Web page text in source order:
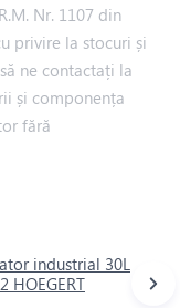
Nr. 1107 din
privire la stocuri și
ne contactați la
și componența
fără